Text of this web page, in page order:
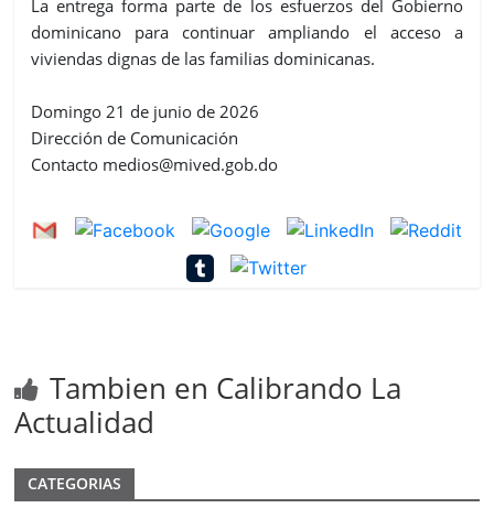
La entrega forma parte de los esfuerzos del Gobierno
dominicano para continuar ampliando el acceso a
viviendas dignas de las familias dominicanas.
Domingo 21 de junio de 2026
Dirección de Comunicación
Contacto medios@mived.gob.do
Tambien en Calibrando La
Actualidad
CATEGORIAS